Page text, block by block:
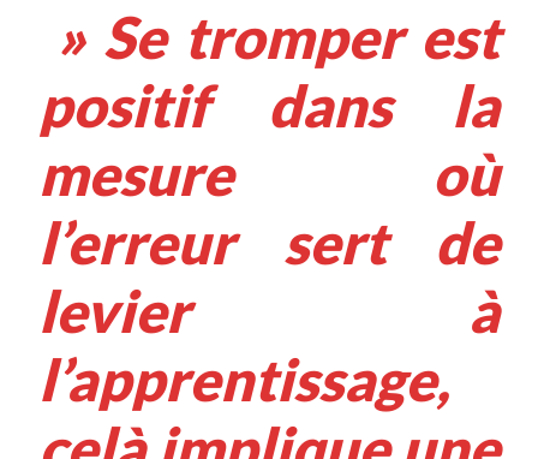
» Se tromper est
positif dans la
mesure où
l’erreur sert de
levier à
l’apprentissage,